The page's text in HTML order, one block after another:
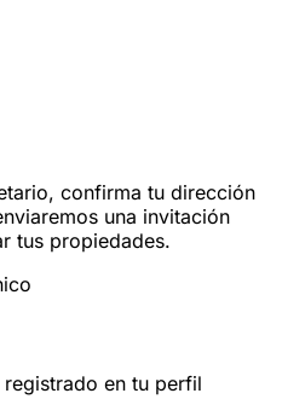
confirma tu dirección
una invitación
tus propiedades.
en tu perfil